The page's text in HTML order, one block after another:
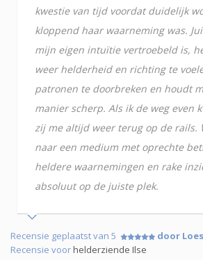
kwestie van tijd voordat duidelijk
kloppend haar waarneming was.
mijn eigen intuïtie vertroebeld is,
weer helderheid en richting te
patronen te doorbreken en houdt
manier scherp. Als ik de weg even
zij me altijd weer terug op de rails.
naar een medium met oprechte
heldere waarnemingen en rake
absoluut op de juiste plek.
Recensie geplaatst van 5
door Loes
Recensie voorhelderziende Ilse